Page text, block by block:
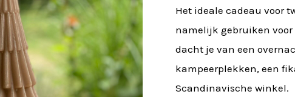
Het ideale cadeau voor
namelijk gebruiken
dacht je van een
kampeerplekken, een
Scandinavische winkel.